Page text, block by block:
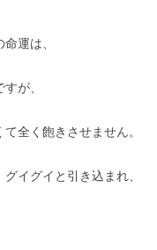
運は、
が、
全く飽きさせません。
イグイと引き込まれ、